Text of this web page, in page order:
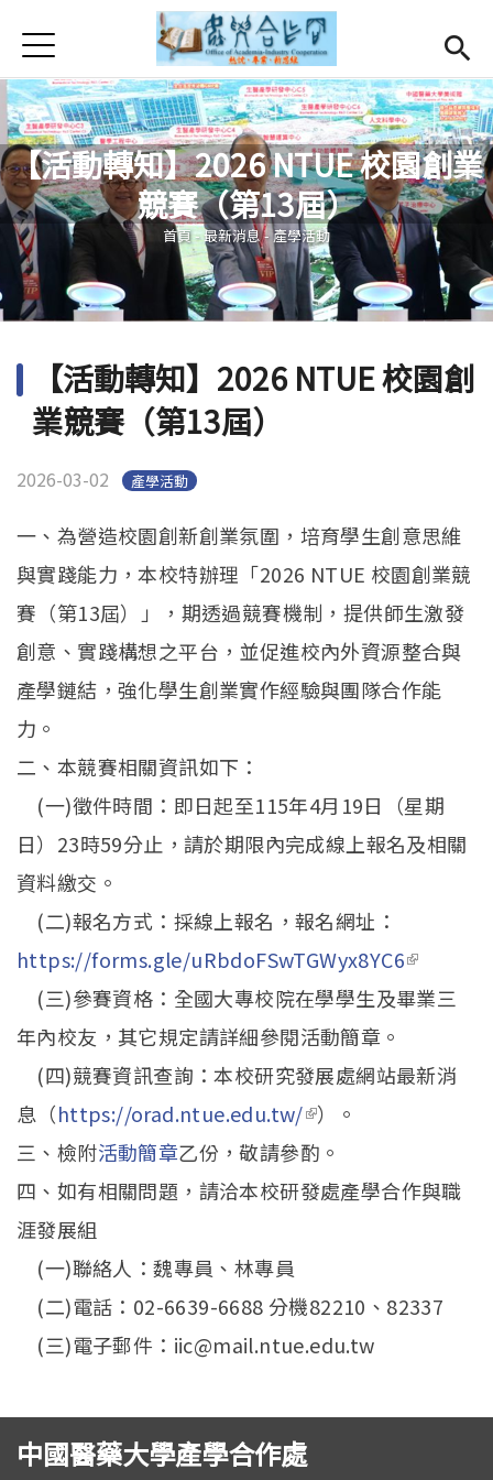
首頁
首頁
Open
最新消息
Open
關於我們
Open submenu (服務項目)
服務項目
Open submenu (研發能量)
研發能量
活動集錦
Jump to Navigation
Jump to Main content
【活動轉知】2026 NTUE 校園創業
競賽（第13屆）
您在這裡
首頁-最新消息-產學活動
【活動轉知】2026 NTUE 校園創
業競賽（第13屆）
2026-03-02 產學活動
一、為營造校園創新創業氛圍，培育學生創意思維
與實踐能力，本校特辦理「2026 NTUE 校園創業競
賽（第13屆）」，期透過競賽機制，提供師生激發
創意、實踐構想之平台，並促進校內外資源整合與
產學鏈結，強化學生創業實作經驗與團隊合作能
力。
二、本競賽相關資訊如下：
(一)徵件時間：即日起至115年4月19日（星期
日）23時59分止，請於期限內完成線上報名及相關
資料繳交。
(二)報名方式：採線上報名，報名網址：
https://forms.gle/uRbdoFSwTGWyx8YC6(link is
external)
(三)參賽資格：全國大專校院在學學生及畢業三
年內校友，其它規定請詳細參閱活動簡章。
(四)競賽資訊查詢：本校研究發展處網站最新消
息（https://orad.ntue.edu.tw/(link is external)
）。
三、檢附活動簡章乙份，敬請參酌。
四、如有相關問題，請洽本校研發處產學合作與職
涯發展組
(一)聯絡人：魏專員、林專員
(二)電話：02-6639-6688 分機82210、82337
(三)電子郵件：iic@mail.ntue.edu.tw
中國醫藥大學產學合作處